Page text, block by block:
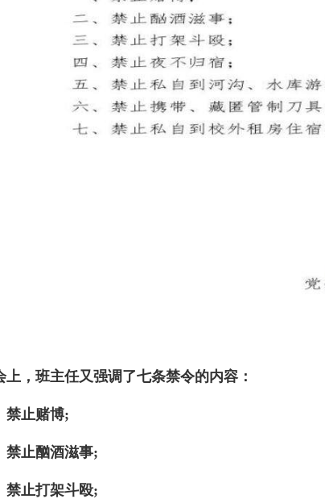
上，班主任又强调了七条禁令的内容：
禁止赌博;
禁止酗酒滋事;
禁止打架斗殴;